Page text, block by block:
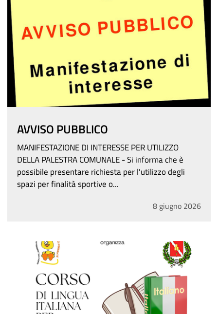
AVVISO PUBBLICO
MANIFESTAZIONE DI INTERESSE PER UTILIZZO
DELLA PALESTRA COMUNALE - Si informa che è
possibile presentare richiesta per l'utilizzo degli
spazi per finalità sportive o...
8 giugno 2026